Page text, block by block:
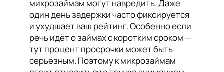
микрозаймам могут навредить. Даже
один день задержки часто фиксируется
и ухудшает ваш рейтинг. Особенно если
речь идёт о займах с коротким сроком —
тут процент просрочки может быть
серьёзным. Поэтому к микрозаймам